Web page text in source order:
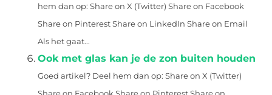
hem dan op: Share on X (Twitter) Share on Facebook
Share on Pinterest Share on LinkedIn Share on Email
Als het gaat...
Ook met glas kan je de zon buiten houden
Goed artikel? Deel hem dan op: Share on X (Twitter)